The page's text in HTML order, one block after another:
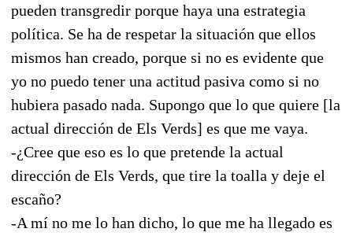
pueden transgredir porque haya una estrategia
política. Se ha de respetar la situación que ellos
mismos han creado, porque si no es evidente que
yo no puedo tener una actitud pasiva como si no
hubiera pasado nada. Supongo que lo que quiere [la
actual dirección de Els Verds] es que me vaya.
-¿Cree que eso es lo que pretende la actual
dirección de Els Verds, que tire la toalla y deje el
escaño?
-A mí no me lo han dicho, lo que me ha llegado es